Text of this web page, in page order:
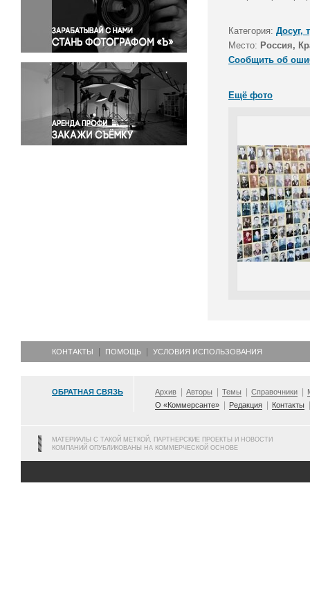
Правосудие
Происшествия и конфликты
Религия
Светская жизнь
Спорт
Экология
Экономика и бизнес
Категория: Досуг,
Место: Россия,
Сообщить об
Ещё фото
КОНТАКТЫ ПОМОЩЬ УСЛОВИЯ ИСПОЛЬЗОВАНИЯ
ОБРАТНАЯ СВЯЗЬ Архив Авторы Темы Справочники
О «Коммерсанте»
Редакция Контакты
МАТЕРИАЛЫ С ТАКОЙ МЕТКОЙ, ПАРТНЕРСКИЕ ПРОЕКТЫ И НОВОСТИ
КОМПАНИЙ ОПУБЛИКОВАНЫ НА КОММЕРЧЕСКОЙ ОСНОВЕ